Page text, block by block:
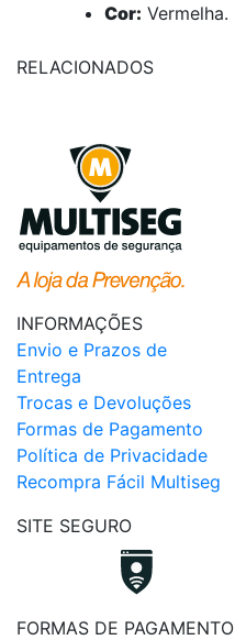
Cor: Vermelha.
RELACIONADOS
INFORMAÇÕES
Envio e Prazos de
Entrega
Trocas e Devoluções
Formas de Pagamento
Política de Privacidade
Recompra Fácil Multiseg
SITE SEGURO
FORMAS DE PAGAMENTO